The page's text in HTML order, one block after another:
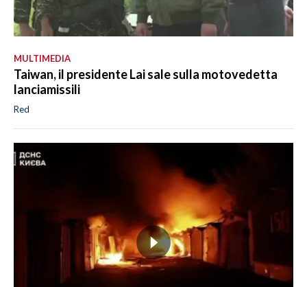
MULTIMEDIA
Taiwan, il presidente Lai sale sulla motovedetta
lanciamissili
Red